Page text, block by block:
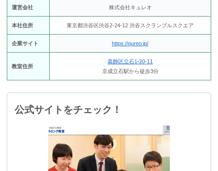
運営会社 株式会社キュレオ
本社住所 東京都渋谷区渋谷2-24-12 渋谷スクランブルスクエア
企業サイト https://qureo.jp/
教室住所
葛飾区立石1-20-11
京成立石駅から徒歩3分
公式サイトをチェック！